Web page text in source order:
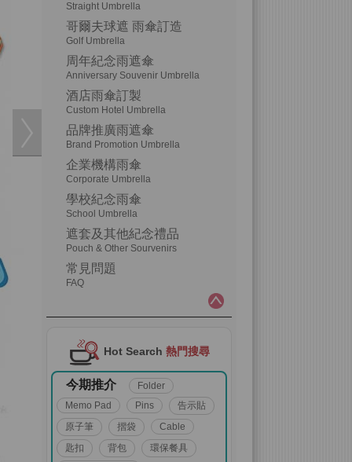
Straight Umbrella
哥爾夫球遮 雨傘訂造
Golf Umbrella
周年紀念雨遮傘
Anniversary Souvenir Umbrella
酒店雨傘訂製
Custom Hotel Umbrella
品牌推廣雨遮傘
Brand Promotion Umbrella
企業機構雨傘
Corporate Umbrella
學校紀念雨傘
School Umbrella
遮套及其他紀念禮品
Pouch & Other Sourvenirs
常見問題
FAQ
Hot Search 熱門搜尋
今期推介
Folder
Memo Pad
Pins
告示貼
原子筆
摺袋
Cable
匙扣
背包
環保餐具